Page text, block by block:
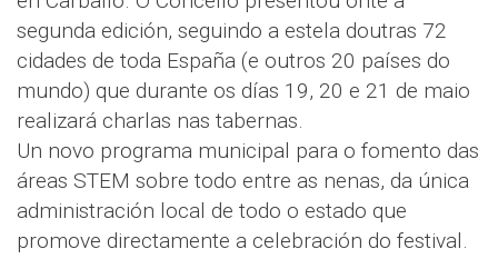
segunda edición, seguindo a estela doutras 72
cidades de toda España (e outros 20 países do
mundo) que durante os días 19, 20 e 21 de maio
realizará charlas nas tabernas.
Un novo programa municipal para o fomento das
áreas STEM sobre todo entre as nenas, da única
administración local de todo o estado que
promove directamente a celebración do festival.